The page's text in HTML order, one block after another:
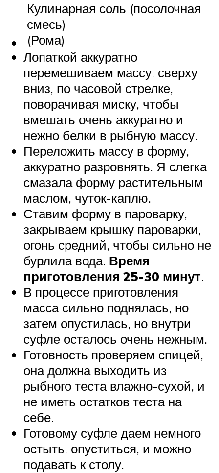
Кулинарная соль (посолочная
смесь)
(Рома)
Лопаткой аккуратно
перемешиваем массу, сверху
вниз, по часовой стрелке,
поворачивая миску, чтобы
вмешать очень аккуратно и
нежно белки в рыбную массу.
Переложить массу в форму,
аккуратно разровнять. Я слегка
смазала форму растительным
маслом, чуток-каплю.
Ставим форму в пароварку,
закрываем крышку пароварки,
огонь средний, чтобы сильно не
бурлила вода. Время
приготовления 25-30 минут.
В процессе приготовления
масса сильно поднялась, но
затем опустилась, но внутри
суфле осталось очень нежным.
Готовность проверяем спицей,
она должна выходить из
рыбного теста влажно-сухой, и
не иметь остатков теста на
себе.
Готовому суфле даем немного
остыть, опуститься, и можно
подавать к столу.